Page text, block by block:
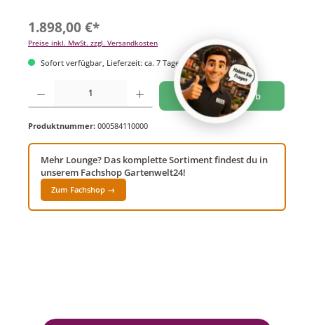
1.898,00 €*
Preise inkl. MwSt. zzgl. Versandkosten
Sofort verfügbar, Lieferzeit: ca. 7 Tage
Produkt Anzahl: Gib den gewünschten Wert ein oder benutze die Schaltflächen um
In den Warenkorb
Produktnummer: 000584110000
Mehr Lounge? Das komplette Sortiment findest du in
unserem Fachshop Gartenwelt24!
Zum Fachshop →